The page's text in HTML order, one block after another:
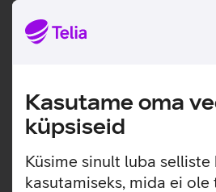
Kasutame oma
küpsiseid
Küsime sinult luba selliste
kasutamiseks, mida ei
andmetele turvalisuse.
Kauakestev 5000 mAh aku.
Kasulikud lingid
Tootja kasutusjuhend
Energiamärgis